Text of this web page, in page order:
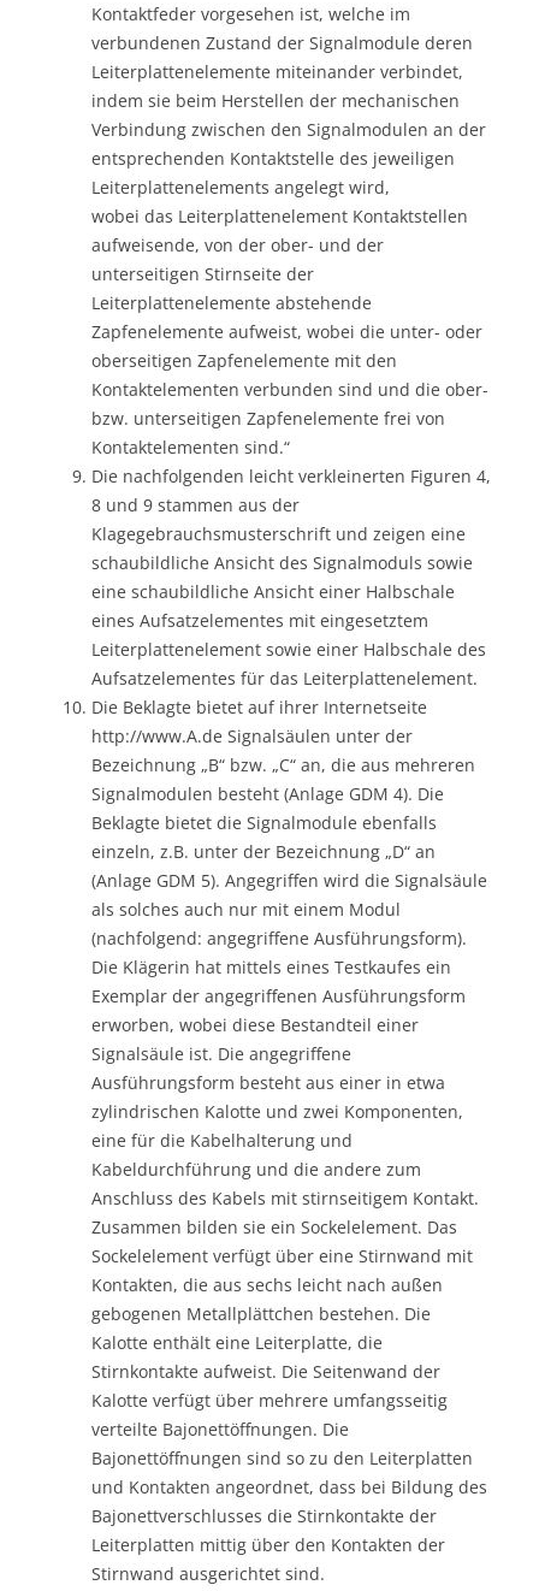
Kontaktfeder vorgesehen ist, welche im
verbundenen Zustand der Signalmodule deren
Leiterplattenelemente miteinander verbindet,
indem sie beim Herstellen der mechanischen
Verbindung zwischen den Signalmodulen an der
entsprechenden Kontaktstelle des jeweiligen
Leiterplattenelements angelegt wird,
wobei das Leiterplattenelement Kontaktstellen
aufweisende, von der ober- und der
unterseitigen Stirnseite der
Leiterplattenelemente abstehende
Zapfenelemente aufweist, wobei die unter- oder
oberseitigen Zapfenelemente mit den
Kontaktelementen verbunden sind und die ober-
bzw. unterseitigen Zapfenelemente frei von
Kontaktelementen sind.“
Die nachfolgenden leicht verkleinerten Figuren 4,
8 und 9 stammen aus der
Klagegebrauchsmusterschrift und zeigen eine
schaubildliche Ansicht des Signalmoduls sowie
eine schaubildliche Ansicht einer Halbschale
eines Aufsatzelementes mit eingesetztem
Leiterplattenelement sowie einer Halbschale des
Aufsatzelementes für das Leiterplattenelement.
Die Beklagte bietet auf ihrer Internetseite
http://www.A.de Signalsäulen unter der
Bezeichnung „B“ bzw. „C“ an, die aus mehreren
Signalmodulen besteht (Anlage GDM 4). Die
Beklagte bietet die Signalmodule ebenfalls
einzeln, z.B. unter der Bezeichnung „D“ an
(Anlage GDM 5). Angegriffen wird die Signalsäule
als solches auch nur mit einem Modul
(nachfolgend: angegriffene Ausführungsform).
Die Klägerin hat mittels eines Testkaufes ein
Exemplar der angegriffenen Ausführungsform
erworben, wobei diese Bestandteil einer
Signalsäule ist. Die angegriffene
Ausführungsform besteht aus einer in etwa
zylindrischen Kalotte und zwei Komponenten,
eine für die Kabelhalterung und
Kabeldurchführung und die andere zum
Anschluss des Kabels mit stirnseitigem Kontakt.
Zusammen bilden sie ein Sockelelement. Das
Sockelelement verfügt über eine Stirnwand mit
Kontakten, die aus sechs leicht nach außen
gebogenen Metallplättchen bestehen. Die
Kalotte enthält eine Leiterplatte, die
Stirnkontakte aufweist. Die Seitenwand der
Kalotte verfügt über mehrere umfangsseitig
verteilte Bajonettöffnungen. Die
Bajonettöffnungen sind so zu den Leiterplatten
und Kontakten angeordnet, dass bei Bildung des
Bajonettverschlusses die Stirnkontakte der
Leiterplatten mittig über den Kontakten der
Stirnwand ausgerichtet sind.